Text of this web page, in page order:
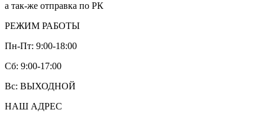
а так-же отправка по РК
РЕЖИМ РАБОТЫ
Пн-Пт: 9:00-18:00
Cб: 9:00-17:00
Вс: ВЫХОДНОЙ
НАШ АДРЕС